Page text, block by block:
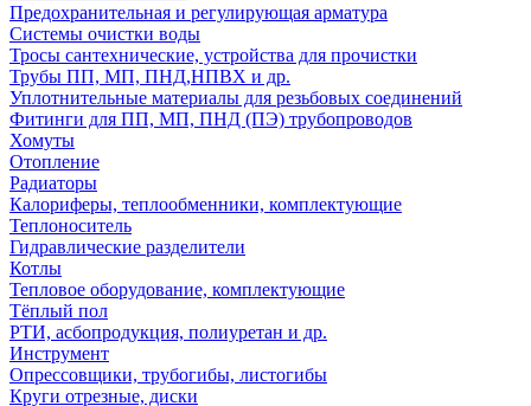
Предохранительная и регулирующая арматура
Системы очистки воды
Тросы сантехнические, устройства для прочистки
Трубы ПП, МП, ПНД,НПВХ и др.
Уплотнительные материалы для резьбовых соединений
Фитинги для ПП, МП, ПНД (ПЭ) трубопроводов
Хомуты
Отопление
Радиаторы
Калориферы, теплообменники, комплектующие
Теплоноситель
Гидравлические разделители
Котлы
Тепловое оборудование, комплектующие
Тёплый пол
РТИ, асбопродукция, полиуретан и др.
Инструмент
Опрессовщики, трубогибы, листогибы
Круги отрезные, диски